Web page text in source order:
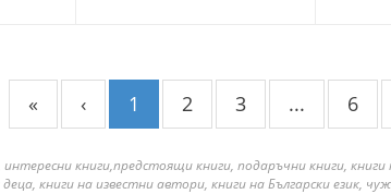
« ‹ 1 2 3 ... 6
интересни книги,предстоящи книги, подаръчни книги,
книги на известни автори, книги на Български език,